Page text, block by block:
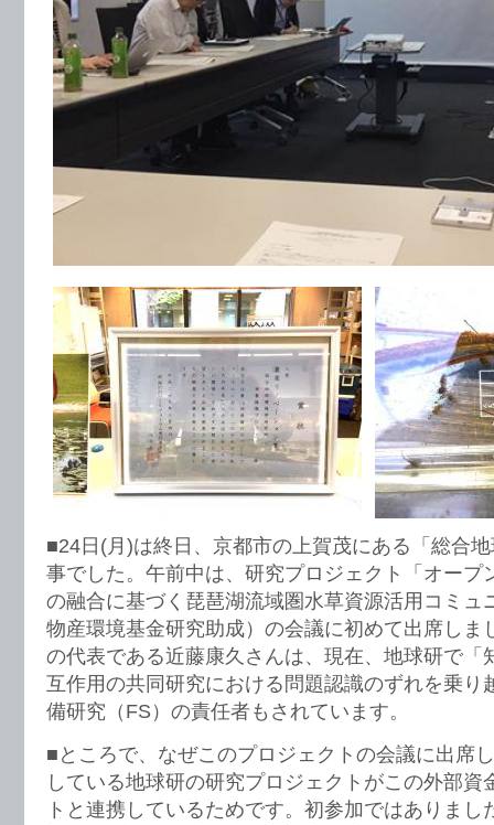
■24日(月)は終日、京都市の上賀茂にある「総合
事でした。午前中は、研究プロジェクト「オープ
の融合に基づく琵琶湖流域圏水草資源活用コミュ
物産環境基金研究助成）の会議に初めて出席しま
の代表である近藤康久さんは、現在、地球研で
互作用の共同研究における問題認識のずれを乗り
備研究（FS）の責任者もされています。
■ところで、なぜこのプロジェクトの会議に出席
している地球研の研究プロジェクトがこの外部資
トと連携しているためです。初参加ではありま